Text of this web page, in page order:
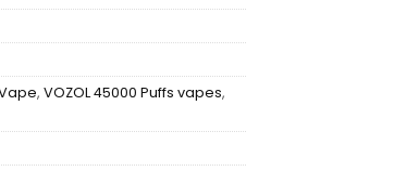
, VOZOL 45000 Puffs vapes,